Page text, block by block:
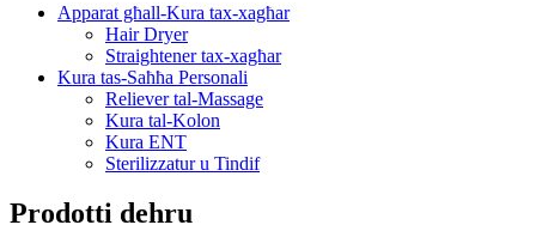
Apparat għall-Kura tax-xagħar
Hair Dryer
Straightener tax-xagħar
Kura tas-Saħħa Personali
Reliever tal-Massage
Kura tal-Kolon
Kura ENT
Sterilizzatur u Tindif
Prodotti dehru